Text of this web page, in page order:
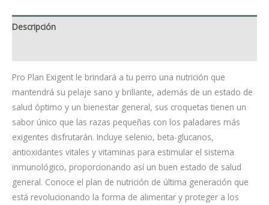
Descripción
Pro Plan Exigent le brindará a tu perro una nutrición que
mantendrá su pelaje sano y brillante, además de un estado de
salud óptimo y un bienestar general, sus croquetas tienen un
sabor único que las razas pequeñas con los paladares más
exigentes disfrutarán. Incluye selenio, beta-glucanos,
antioxidantes vitales y vitaminas para estimular el sistema
inmunológico, proporcionando así un buen estado de salud
general. Conoce el plan de nutrición de última generación que
está revolucionando la forma de alimentar y proteger a los